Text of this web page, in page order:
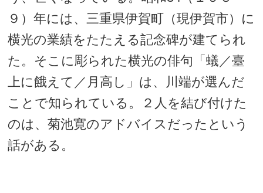
９）年には、三重県伊賀町（現伊賀市）に
横光の業績をたたえる記念碑が建てられ
た。そこに彫られた横光の俳句「蟻／臺
上に餓えて／月高し」は、川端が選んだ
ことで知られている。２人を結び付けた
のは、菊池寛のアドバイスだったという
話がある。